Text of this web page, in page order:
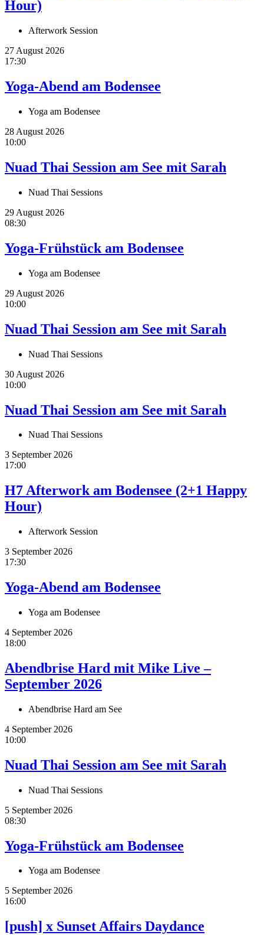
Hour)
Afterwork Session
27 August 2026
17:30
Yoga-Abend am Bodensee
Yoga am Bodensee
28 August 2026
10:00
Nuad Thai Session am See mit Sarah
Nuad Thai Sessions
29 August 2026
08:30
Yoga-Frühstück am Bodensee
Yoga am Bodensee
29 August 2026
10:00
Nuad Thai Session am See mit Sarah
Nuad Thai Sessions
30 August 2026
10:00
Nuad Thai Session am See mit Sarah
Nuad Thai Sessions
3 September 2026
17:00
H7 Afterwork am Bodensee (2+1 Happy
Hour)
Afterwork Session
3 September 2026
17:30
Yoga-Abend am Bodensee
Yoga am Bodensee
4 September 2026
18:00
Abendbrise Hard mit Mike Live –
September 2026
Abendbrise Hard am See
4 September 2026
10:00
Nuad Thai Session am See mit Sarah
Nuad Thai Sessions
5 September 2026
08:30
Yoga-Frühstück am Bodensee
Yoga am Bodensee
5 September 2026
16:00
[push] x Sunset Affairs Daydance